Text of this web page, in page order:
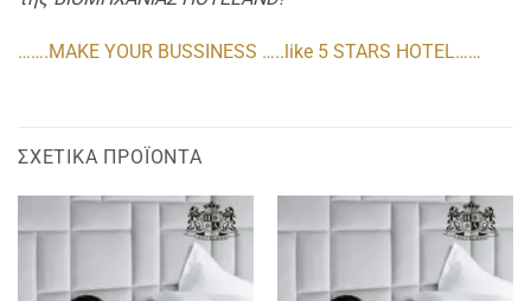
…….MAKE YOUR BUSSINESS …..like 5 STARS HOTEL……
ΣΧΕΤΙΚΆ ΠΡΟΪΌΝΤΑ